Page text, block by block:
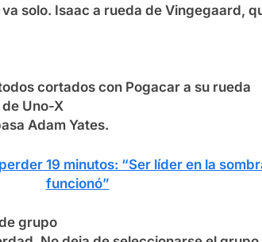
solo. Isaac a rueda de Vingegaard,
cortados con Pogacar a su rueda
Uno-X
Adam Yates.
19 minutos: “Ser líder en la
funcionó”
grupo